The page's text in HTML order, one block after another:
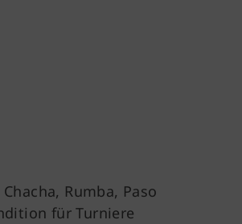
Rumba, Paso
für Turniere